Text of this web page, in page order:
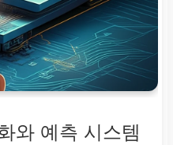
와 예측 시스템